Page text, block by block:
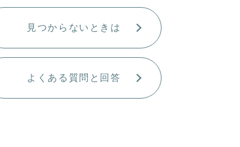
見つからないときは
よくある質問と回答